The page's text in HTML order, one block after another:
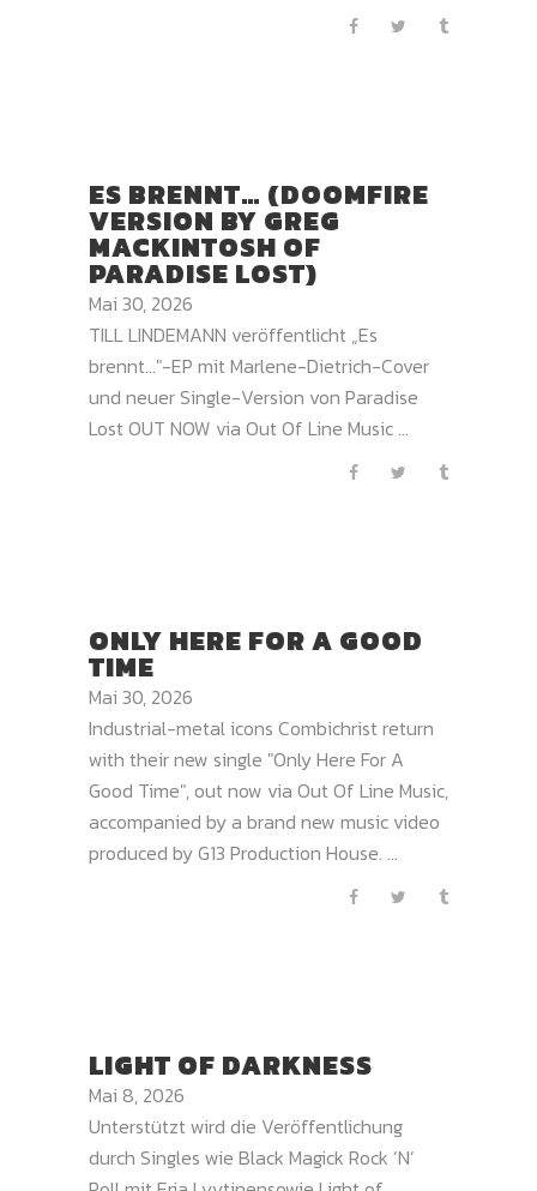
ES BRENNT… (DOOMFIRE
VERSION BY GREG
MACKINTOSH OF
PARADISE LOST)
Mai 30, 2026
TILL LINDEMANN veröffentlicht „Es
brennt…"-EP mit Marlene-Dietrich-Cover
und neuer Single-Version von Paradise
Lost OUT NOW via Out Of Line Music ...
ONLY HERE FOR A GOOD
TIME
Mai 30, 2026
Industrial-metal icons Combichrist return
with their new single "Only Here For A
Good Time", out now via Out Of Line Music,
accompanied by a brand new music video
produced by G13 Production House. ...
LIGHT OF DARKNESS
Mai 8, 2026
Unterstützt wird die Veröffentlichung
durch Singles wie Black Magick Rock ’N’